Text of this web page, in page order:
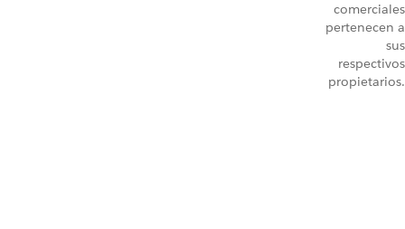
comerciales
pertenecen a
sus
respectivos
propietarios.